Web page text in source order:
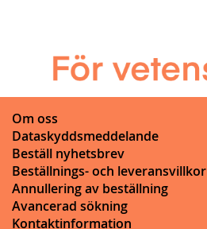
Om oss
Dataskyddsmeddelande
Beställ nyhetsbrev
Beställnings- och leveransvillkor
Annullering av beställning
Avancerad sökning
Kontaktinformation